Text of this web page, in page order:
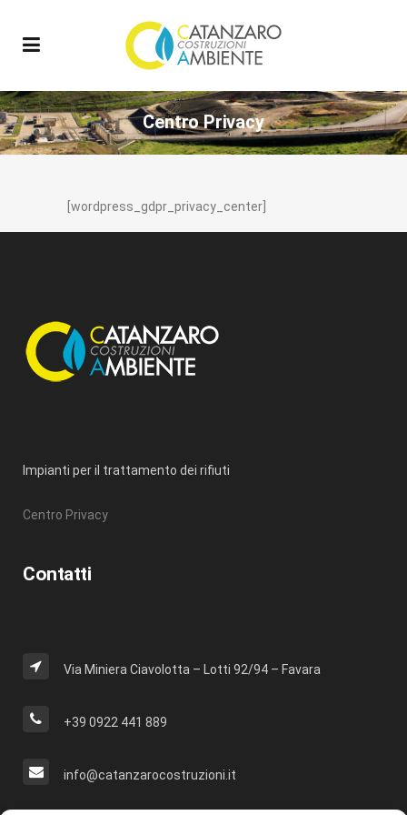
Centro Privacy
[wordpress_gdpr_privacy_center]
Impianti per il trattamento dei rifiuti
Centro Privacy
Contatti
Via Miniera Ciavolotta – Lotti 92/94 – Favara
+39 0922 441 889
info@catanzarocostruzioni.it